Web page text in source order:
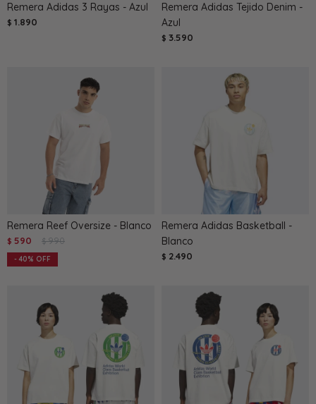
Remera Adidas 3 Rayas - Azul
$ 1.890
Remera Adidas Tejido Denim -
Azul
$ 3.590
Remera Reef Oversize - Blanco
$ 590 $ 990
40
Remera Adidas Basketball -
Blanco
$ 2.490